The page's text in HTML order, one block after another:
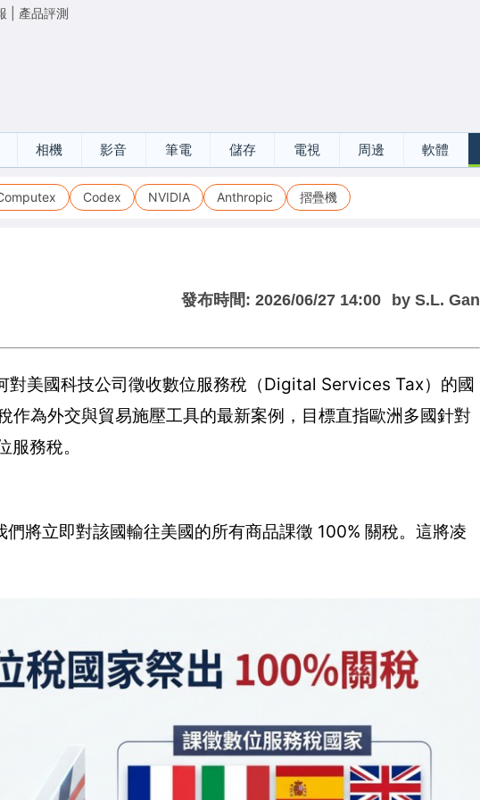
產品評測
相機 影音 筆電 儲存 電視 周邊 軟體
Codex NVIDIA Anthropic 摺疊機
發布時間: 2026/06/27 14:00 by S.L. Gan
美國科技公司徵收數位服務稅（Digital Services Tax）的國
作為外交與貿易施壓工具的最新案例，目標直指歐洲多國針對
務稅。
將立即對該國輸往美國的所有商品課徵 100% 關稅。這將凌